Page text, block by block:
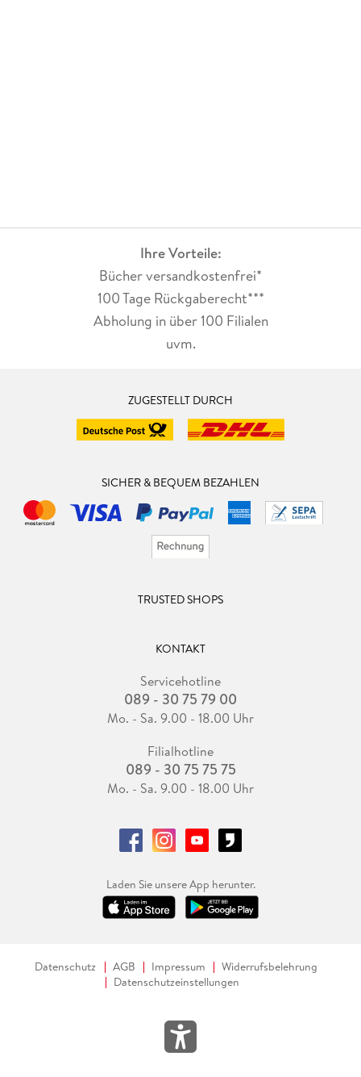
Ihre Vorteile:
Bücher versandkostenfrei*
100 Tage Rückgaberecht***
Abholung in über 100 Filialen
uvm.
ZUGESTELLT DURCH
SICHER & BEQUEM BEZAHLEN
TRUSTED SHOPS
KONTAKT
Servicehotline
089 - 30 75 79 00
Mo. - Sa. 9.00 - 18.00 Uhr
Filialhotline
089 - 30 75 75 75
Mo. - Sa. 9.00 - 18.00 Uhr
Laden Sie unsere App herunter.
Datenschutz AGB Impressum
Widerrufsbelehrung
Datenschutzeinstellungen